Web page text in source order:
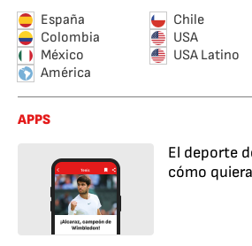
España
Chile
Colombia
USA
México
USA Latino
América
APPS
El deporte
cómo